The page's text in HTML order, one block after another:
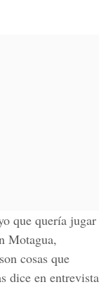
que quería jugar
Motagua,
cosas que
dice en entrevista